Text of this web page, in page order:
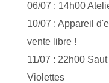
06/07 : 14h00
10/07 : Appareil
vente libre !
11/07 : 22h00
Violettes